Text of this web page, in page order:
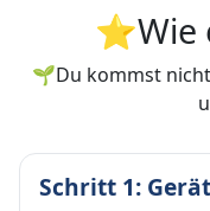
⭐Wie
🌱Du kommst
Schritt 1: